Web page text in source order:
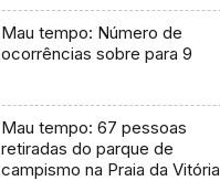
Mau tempo: Número de
ocorrências sobre para 9
Mau tempo: 67 pessoas
retiradas do parque de
campismo na Praia da Vitória